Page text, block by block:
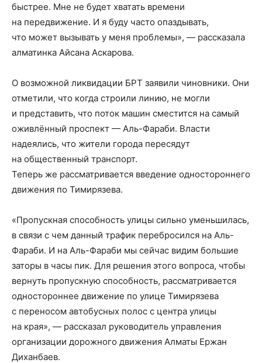
быстрее. Мне не будет хватать времени
на передвижение. И я буду часто опаздывать,
что может вызывать у меня проблемы», — рассказала
алматинка Айсана Аскарова.
О возможной ликвидации БРТ заявили чиновники. Они
отметили, что когда строили линию, не могли
и представить, что поток машин сместится на самый
оживлённый проспект — Аль-Фараби. Власти
надеялись, что жители города пересядут
на общественный транспорт.
Теперь же рассматривается введение одностороннего
движения по Тимирязева.
«Пропускная способность улицы сильно уменьшилась,
в связи с чем данный трафик перебросился на Аль-
Фараби. И на Аль-Фараби мы сейчас видим большие
заторы в часы пик. Для решения этого вопроса, чтобы
вернуть пропускную способность, рассматривается
одностороннее движение по улице Тимирязева
с переносом автобусных полос с центра улицы
на края», — рассказал руководитель управления
организации дорожного движения Алматы Ержан
Диханбаев.